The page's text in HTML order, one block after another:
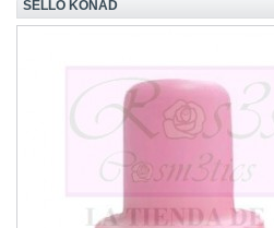
SELLO KONAD